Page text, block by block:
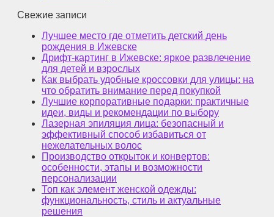
Свежие записи
Лучшее место где отметить детский день
рождения в Ижевске
Дрифт-картинг в Ижевске: яркое развлечение
для детей и взрослых
Как выбрать удобные кроссовки для улицы: на
что обратить внимание перед покупкой
Лучшие корпоративные подарки: практичные
идеи, виды и рекомендации по выбору
Лазерная эпиляция лица: безопасный и
эффективный способ избавиться от
нежелательных волос
Производство открыток и конвертов:
особенности, этапы и возможности
персонализации
Топ как элемент женской одежды:
функциональность, стиль и актуальные
решения